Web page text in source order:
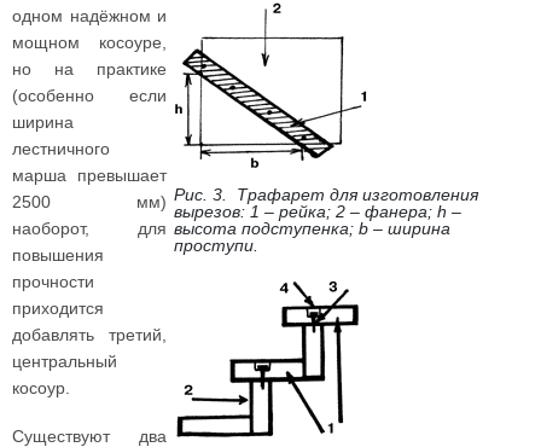
Рис. 3. Трафарет для изготовления
вырезов: 1 – рейка; 2 – фанера; h –
высота подступенка; b – ширина
проступи.
одном надёжном и
мощном косоуре,
но на практике
(особенно если
ширина
лестничного
марша превышает
2500 мм)
наоборот, для
повышения
прочности
приходится
добавлять третий,
центральный
косоур.
Существуют два